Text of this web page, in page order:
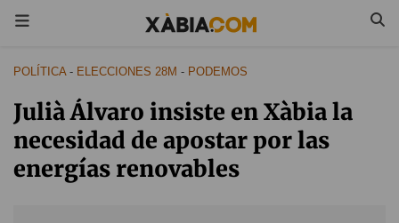
POLÍTICA- ELECCIONES 28M - PODEMOS
Julià Álvaro insiste en Xàbia la
necesidad de apostar por las
energías renovables